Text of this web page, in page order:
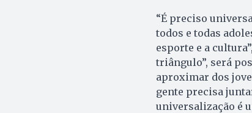
“É preciso
todos e todas
esporte e a
triângulo”, será
aproximar dos
gente precisa
universalização é